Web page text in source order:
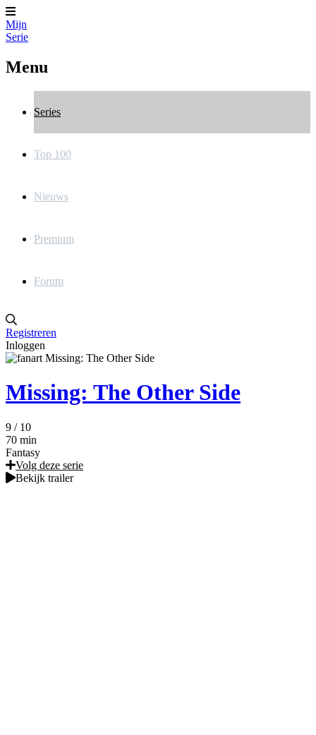
Mijn
Serie
Menu
Series
Top 100
Nieuws
Premium
Forum
Registreren
Inloggen
Missing: The Other Side
9 / 10
70 min
Fantasy
Volg deze serie
Bekijk trailer